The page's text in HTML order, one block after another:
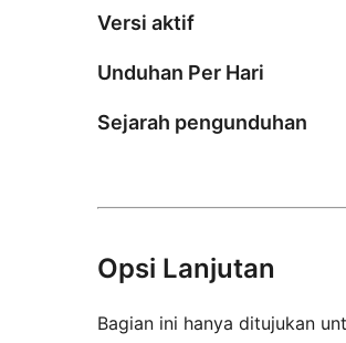
Versi aktif
Unduhan Per Hari
Sejarah pengunduhan
Opsi Lanjutan
Bagian ini hanya ditujukan